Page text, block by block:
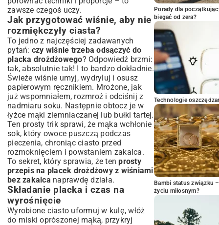
zawsze czegoś uczy.
Jak przygotować wiśnie, aby nie
rozmiękczyły ciasta?
To jedno z najczęściej zadawanych
pytań: czy wiśnie trzeba odsączyć do
placka drożdżowego? Odpowiedź brzmi:
tak, absolutnie tak! I to bardzo dokładnie.
Świeże wiśnie umyj, wydryluj i osusz
papierowym ręcznikiem. Mrożone, jak
już wspomniałem, rozmroź i odciśnij z
nadmiaru soku. Następnie obtocz je w
łyżce mąki ziemniaczanej lub bułki tartej.
Ten prosty trik sprawi, że mąka wchłonie
sok, który owoce puszczą podczas
pieczenia, chroniąc ciasto przed
rozmoknięciem i powstaniem zakalca.
To sekret, który sprawia, że tenprosty
przepis na placek drożdżowy z wiśniami
bez zakalca naprawdę działa.
Składanie placka i czas na
wyrośnięcie
Wyrobione ciasto uformuj w kulę, włóż
do miski oprószonej mąką, przykryj
Porady dla
biegać od zera?
Technologie
Bambi status związku
życiu miłosnym?